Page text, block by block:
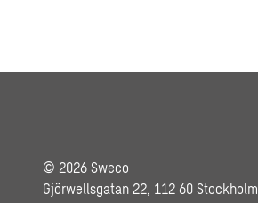
© 2026 Sweco
Gjörwellsgatan 22, 112 60 Stockholm